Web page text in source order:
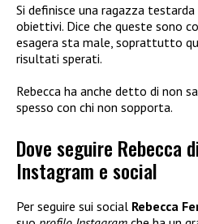
Si definisce una ragazza
obiettivi. Dice che queste sono
esagera sta male, soprattutto
risultati sperati.
Rebecca ha anche detto di non
spesso con chi non sopporta.
Dove seguire Rebecca
Instagram e social
Per seguire sui social Rebecca